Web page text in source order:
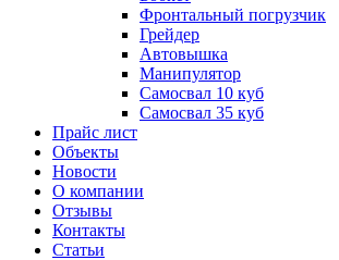
Фронтальный погрузчик
Грейдер
Автовышка
Манипулятор
Самосвал 10 куб
Самосвал 35 куб
Прайс лист
Объекты
Новости
О компании
Отзывы
Контакты
Статьи